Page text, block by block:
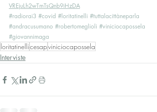
VREjuLh2wTmTsQnb9iHzDA
#radiorai3 #covid #loritatinelli #tuttalacittàneparla
#andracusumano #robertomeglioli #viniciocapossela
#giovannimaga
loritatinellicesapviniciocapossela
Interviste